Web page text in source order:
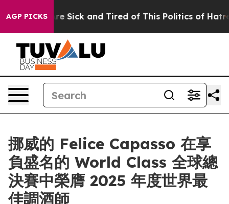
AGP PICKS
Are Sick and Tired of This Politics of Hatred” The
挪威的 Felice Capasso 在享
負盛名的 World Class 全球總
決賽中榮膺 2025 年度世界最
佳調酒師